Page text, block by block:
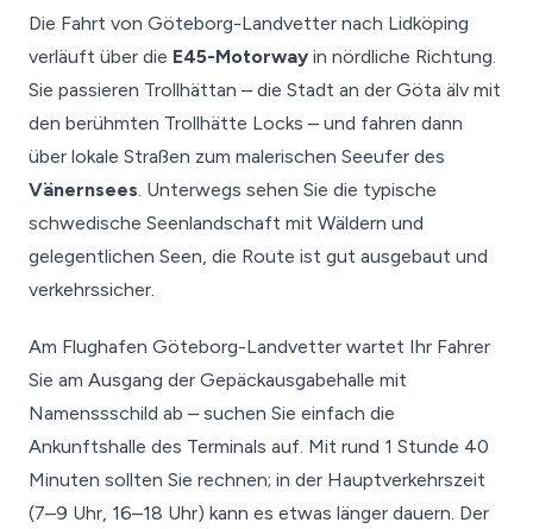
Die Fahrt von Göteborg-Landvetter nach Lidköping
verläuft über die E45-Motorway in nördliche Richtung.
Sie passieren Trollhättan – die Stadt an der Göta älv mit
den berühmten Trollhätte Locks – und fahren dann
über lokale Straßen zum malerischen Seeufer des
Vänernsees. Unterwegs sehen Sie die typische
schwedische Seenlandschaft mit Wäldern und
gelegentlichen Seen, die Route ist gut ausgebaut und
verkehrssicher.
Am Flughafen Göteborg-Landvetter wartet Ihr Fahrer
Sie am Ausgang der Gepäckausgabehalle mit
Namenssschild ab – suchen Sie einfach die
Ankunftshalle des Terminals auf. Mit rund 1 Stunde 40
Minuten sollten Sie rechnen; in der Hauptverkehrszeit
(7–9 Uhr, 16–18 Uhr) kann es etwas länger dauern. Der